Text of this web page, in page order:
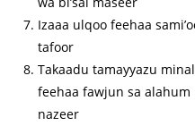
Izaaa ulqoo feehaa
tafoor
Takaadu tamayyazu
feehaa fawjun sa alahum
nazeer